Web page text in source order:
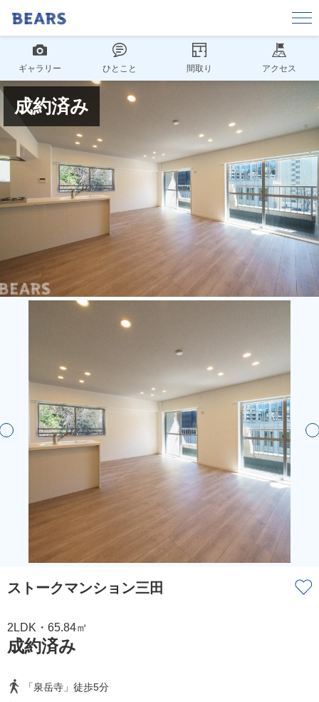
ギャラリー ひとこと 間取り アクセス
成約済み
ストークマンション三田
2LDK・65.84㎡
成約済み
「泉岳寺」徒歩5分